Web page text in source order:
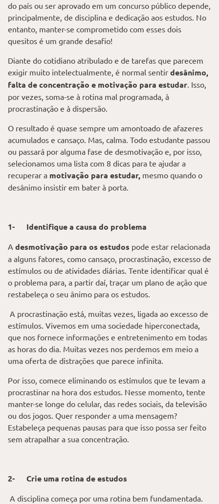
do país ou ser aprovado em um concurso público depende,
principalmente, de disciplina e dedicação aos estudos. No
entanto, manter-se comprometido com esses dois
quesitos é um grande desafio!
Diante do cotidiano atribulado e de tarefas que parecem
exigir muito intelectualmente, é normal sentir desânimo,
falta de concentração e motivação para estudar. Isso,
por vezes, soma-se à rotina mal programada, à
procrastinação e à dispersão.
O resultado é quase sempre um amontoado de afazeres
acumulados e cansaço. Mas, calma. Todo estudante passou
ou passará por alguma fase de desmotivação e, por isso,
selecionamos uma lista com 8 dicas para te ajudar a
recuperar a motivação para estudar, mesmo quando o
desânimo insistir em bater à porta.
1- Identifique a causa do problema
A desmotivação para os estudos pode estar relacionada
a alguns fatores, como cansaço, procrastinação, excesso de
estímulos ou de atividades diárias. Tente identificar qual é
o problema para, a partir daí, traçar um plano de ação que
restabeleça o seu ânimo para os estudos.
A procrastinação está, muitas vezes, ligada ao excesso de
estímulos. Vivemos em uma sociedade hiperconectada,
que nos fornece informações e entretenimento em todas
as horas do dia. Muitas vezes nos perdemos em meio a
uma oferta de distrações que parece infinita.
Por isso, comece eliminando os estímulos que te levam a
procrastinar na hora dos estudos. Nesse momento, tente
manter-se longe do celular, das redes sociais, da televisão
ou dos jogos. Quer responder a uma mensagem?
Estabeleça pequenas pausas para que isso possa ser feito
sem atrapalhar a sua concentração.
2- Crie uma rotina de estudos
A disciplina começa por uma rotina bem fundamentada.